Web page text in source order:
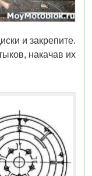
и закрепите.
накачав их